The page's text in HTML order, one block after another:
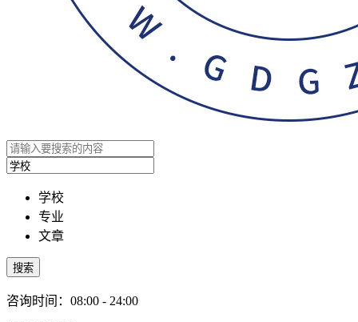
学校
专业
文章
搜索
咨询时间：08:00 - 24:00